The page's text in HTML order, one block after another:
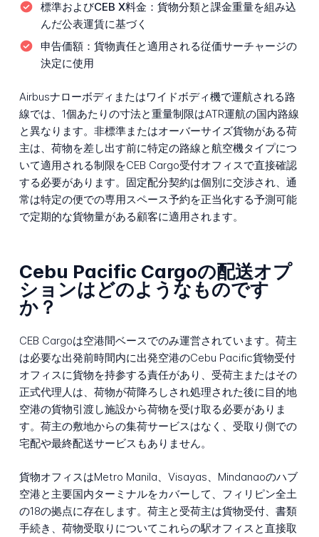
標準およびCEB X料金： 貨物分類と課金重量を組み込
んだ公表運賃に基づく
申告価額： 貨物責任と適用される従価サーチャージの
決定に使用
Airbusナローボディまたはワイドボディ機で運航される路
線では、1個あたりの寸法と重量制限はATR運航の国内路線
と異なります。非標準またはオーバーサイズ貨物がある荷
主は、荷物を差し出す前に特定の路線と航空機タイプにつ
いて適用される制限をCEB Cargo受付オフィスで直接確認
する必要があります。固定配分契約は個別に交渉され、通
常は特定の便での専用スペース予約を正当化する予測可能
で定期的な貨物量がある顧客に適用されます。
Cebu Pacific Cargoの配送オプ
ションはどのようなものです
か？
CEB Cargoは空港間ベースでのみ運営されています。荷主
は必要な出発前時間内に出発空港のCebu Pacific貨物受付
オフィスに貨物を持参する責任があり、受荷主またはその
正式代理人は、荷物が荷降ろしされ処理された後に目的地
空港の貨物引渡し施設から荷物を受け取る必要がありま
す。荷主の敷地からの集荷サービスはなく、受取り側での
宅配や最終配送サービスもありません。
貨物オフィスはMetro Manila、Visayas、Mindanaoのハブ
空港と主要国内ターミナルをカバーして、フィリピン全土
の18の拠点に存在します。荷主と受荷主は貨物受付、書類
手続き、荷物受取りについてこれらの駅オフィスと直接取